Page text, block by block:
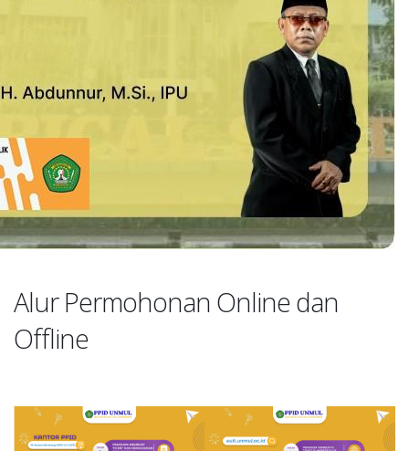
Alur Permohonan Online dan
Offline